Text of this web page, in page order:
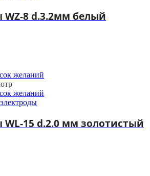
WZ-8 d.3.2мм белый
желаний
желаний
15 d.2.0 мм золотистый